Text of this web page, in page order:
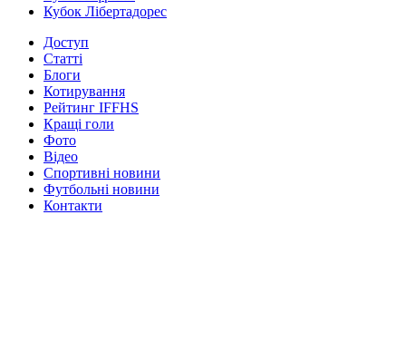
Кубок Лібертадорес
Доступ
Статті
Блоги
Котирування
Рейтинг IFFHS
Кращі голи
Фото
Відео
Спортивні новини
Футбольні новини
Контакти